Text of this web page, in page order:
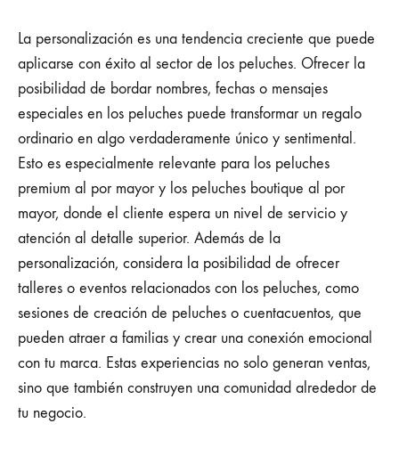
La personalización es una tendencia creciente que puede
aplicarse con éxito al sector de los peluches. Ofrecer la
posibilidad de bordar nombres, fechas o mensajes
especiales en los peluches puede transformar un regalo
ordinario en algo verdaderamente único y sentimental.
Esto es especialmente relevante para los peluches
premium al por mayor y los peluches boutique al por
mayor, donde el cliente espera un nivel de servicio y
atención al detalle superior. Además de la
personalización, considera la posibilidad de ofrecer
talleres o eventos relacionados con los peluches, como
sesiones de creación de peluches o cuentacuentos, que
pueden atraer a familias y crear una conexión emocional
con tu marca. Estas experiencias no solo generan ventas,
sino que también construyen una comunidad alrededor de
tu negocio.